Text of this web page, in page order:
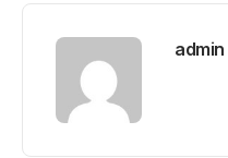
admin